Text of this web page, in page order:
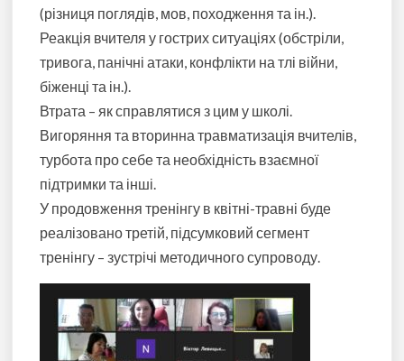
(різниця поглядів, мов, походження та ін.).
Реакція вчителя у гострих ситуаціях (обстріли,
тривога, панічні атаки, конфлікти на тлі війни,
біженці та ін.).
Втрата – як справлятися з цим у школі.
Вигоряння та вторинна травматизація вчителів,
турбота про себе та необхідність взаємної
підтримки та інші.
У продовження тренінгу в квітні-травні буде
реалізовано третій, підсумковий сегмент
тренінгу – зустрічі методичного супроводу.